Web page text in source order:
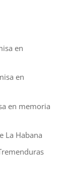
en
en
en memoria
La Habana